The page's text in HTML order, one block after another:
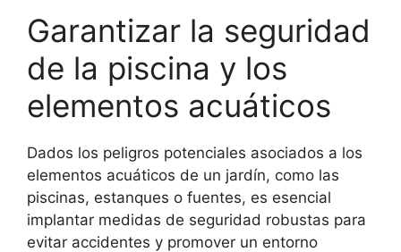
Garantizar la seguridad
de la piscina y los
elementos acuáticos
Dados los peligros potenciales asociados a los
elementos acuáticos de un jardín, como las
piscinas, estanques o fuentes, es esencial
implantar medidas de seguridad robustas para
evitar accidentes y promover un entorno